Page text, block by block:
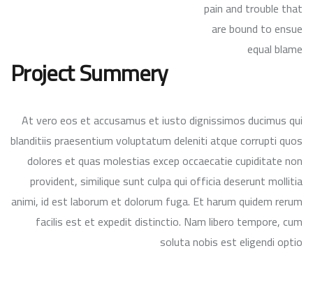
pain and trouble that
are bound to ensue
equal blame
Project Summery
At vero eos et accusamus et iusto dignissimos ducimus qui
blanditiis praesentium voluptatum deleniti atque corrupti quos
dolores et quas molestias excep occaecatie cupiditate non
provident, similique sunt culpa qui officia deserunt mollitia
animi, id est laborum et dolorum fuga. Et harum quidem rerum
facilis est et expedit distinctio. Nam libero tempore, cum
soluta nobis est eligendi optio